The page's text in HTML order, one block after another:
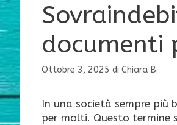
documenti
Ottobre 3, 2025 di Chiara B.
In una società sempre
per molti. Questo termine